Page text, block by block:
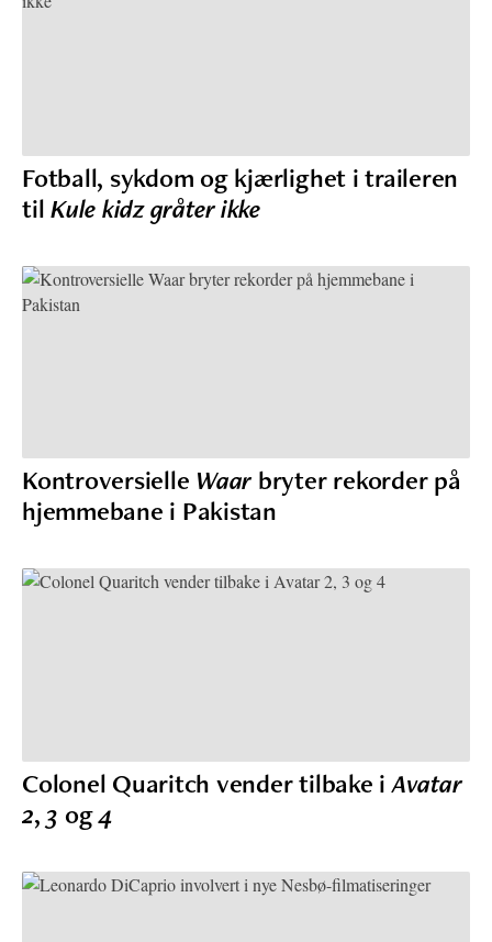
Fotball, sykdom og kjærlighet i traileren
tilKule kidz gråter ikke
Kontroversielle Waarbryter rekorder på
hjemmebane i Pakistan
Colonel Quaritch vender tilbake iAvatar
2, 3 og4